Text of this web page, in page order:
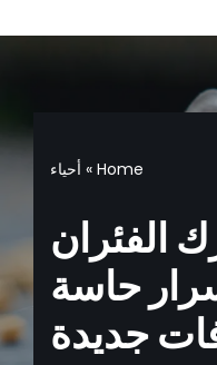
Home
» أحياء
الفئران
حاسة
جديدة